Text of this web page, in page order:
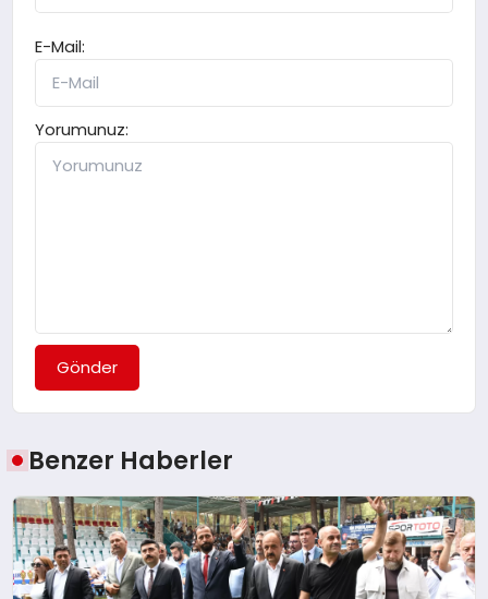
E-Mail:
Yorumunuz:
Gönder
Benzer Haberler